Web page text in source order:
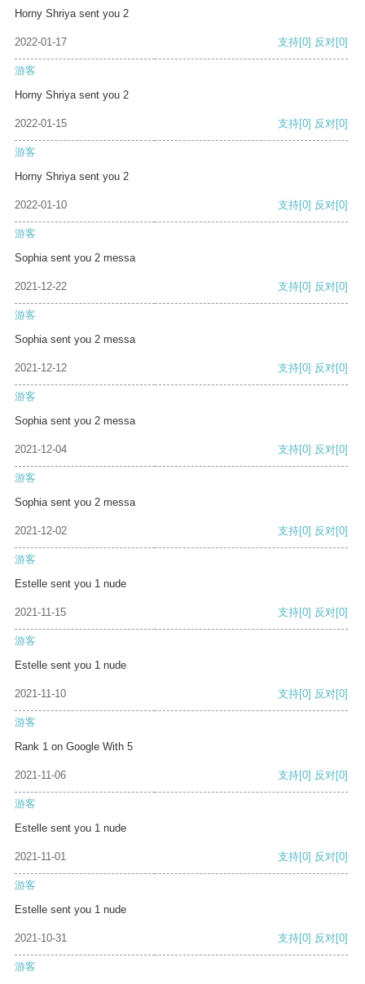
Horny Shriya sent you 2
2022-01-17 支持[0] 反对[0]
游客
Horny Shriya sent you 2
2022-01-15 支持[0] 反对[0]
游客
Horny Shriya sent you 2
2022-01-10 支持[0] 反对[0]
游客
Sophia sent you 2 messa
2021-12-22 支持[0] 反对[0]
游客
Sophia sent you 2 messa
2021-12-12 支持[0] 反对[0]
游客
Sophia sent you 2 messa
2021-12-04 支持[0] 反对[0]
游客
Sophia sent you 2 messa
2021-12-02 支持[0] 反对[0]
游客
Estelle sent you 1 nude
2021-11-15 支持[0] 反对[0]
游客
Estelle sent you 1 nude
2021-11-10 支持[0] 反对[0]
游客
Rank 1 on Google With 5
2021-11-06 支持[0] 反对[0]
游客
Estelle sent you 1 nude
2021-11-01 支持[0] 反对[0]
游客
Estelle sent you 1 nude
2021-10-31 支持[0] 反对[0]
游客